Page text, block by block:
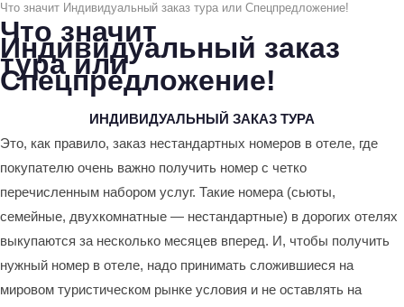
Что значит Индивидуальный заказ тура или Спецпредложение!
Что значит
Индивидуальный заказ
тура или
Спецпредложение!
ИНДИВИДУАЛЬНЫЙ ЗАКАЗ ТУРА
Это, как правило, заказ нестандартных номеров в отеле, где
покупателю очень важно получить номер с четко
перечисленным набором услуг. Такие номера (сьюты,
семейные, двухкомнатные — нестандартные) в дорогих отелях
выкупаются за несколько месяцев вперед. И, чтобы получить
нужный номер в отеле, надо принимать сложившиеся на
мировом туристическом рынке условия и не оставлять на